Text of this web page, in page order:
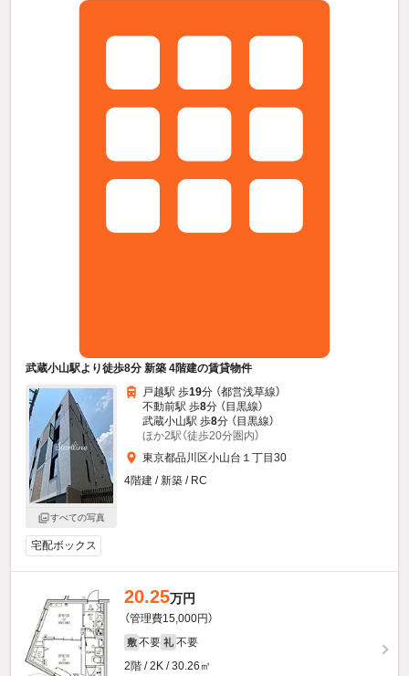
武蔵小山駅より徒歩8分 新築 4階建の賃貸物件
すべての写真
戸越駅 歩19分 （都営浅草線）
不動前駅 歩8分 （目黒線）
武蔵小山駅 歩8分 （目黒線）
ほか2駅（徒歩20分圏内）
東京都品川区小山台１丁目30
4階建 / 新築 / RC
宅配ボックス
20.25万円
（管理費15,000円）
敷 不要 礼 不要
2階 / 2K / 30.26㎡